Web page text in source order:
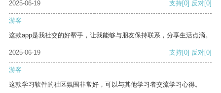
2025-06-19 支持[0] 反对[0]
游客
这款app是我社交的好帮手，让我能够与朋友保持联系，分享生活点滴。
2025-06-19 支持[0] 反对[0]
游客
这款学习软件的社区氛围非常好，可以与其他学习者交流学习心得。